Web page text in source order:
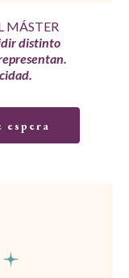
MÁSTER
distinto
espera